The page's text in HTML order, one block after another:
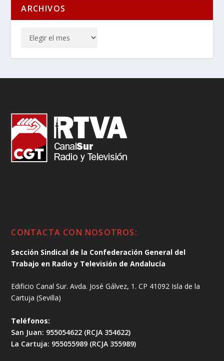
ARCHIVOS
CONTACTA CON NOSOTROS:
Sección Sindical de la Confederación General del
Trabajo en Radio y Televisión de Andalucía
Edificio Canal Sur. Avda. José Gálvez, 1. CP 41092 Isla de la
Cartuja (Sevilla)
Teléfonos:
San Juan: 955054622 (RCJA 354622)
La Cartuja: 955055989 (RCJA 355989)